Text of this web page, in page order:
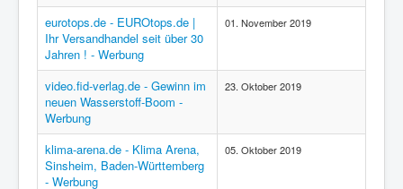
eurotops.de - EUROtops.de |
Ihr Versandhandel seit über 30
Jahren ! - Werbung
01. November 2019
video.fid-verlag.de - Gewinn im
neuen Wasserstoff-Boom -
Werbung
23. Oktober 2019
klima-arena.de - Klima Arena,
Sinsheim, Baden-Württemberg
- Werbung
05. Oktober 2019